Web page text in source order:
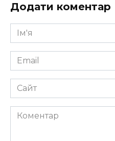
Додати коментар
Ім'я
*
Email
*
Сайт
Коментар